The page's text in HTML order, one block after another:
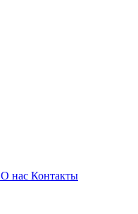
О нас Контакты